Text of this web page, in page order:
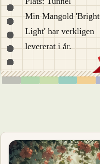
Min Mangold 'Bright
Light' har verkligen
levererat i år.